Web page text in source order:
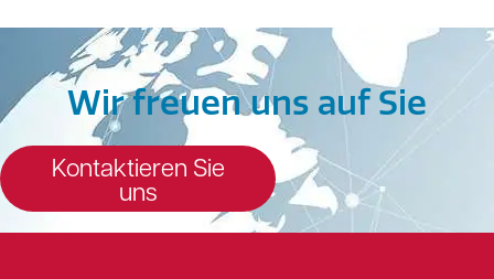
Wir freuen uns auf Sie
Kontaktieren Sie
uns